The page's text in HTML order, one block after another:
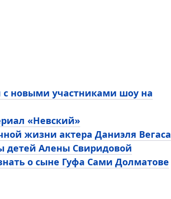
новыми участниками шоу на
«Невский»
жизни актера Даниэля Вегаса
детей Алены Свиридовой
о сыне Гуфа Сами Долматове